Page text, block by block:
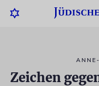
Zeichen